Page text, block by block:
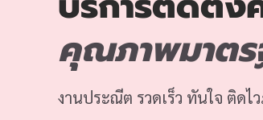
คุณภาพมาตร
งานประณีต รวดเร็ว ทันใจ ติด